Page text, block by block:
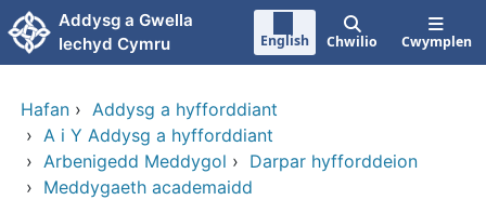
Neidio i'r prif gynnwy
Addysg a Gwella
Iechyd Cymru
English Chwilio Cwymplen
Hafan › Addysg a hyfforddiant
› A i Y Addysg a hyfforddiant
› Arbenigedd Meddygol › Darpar hyfforddeion
› Meddygaeth academaidd